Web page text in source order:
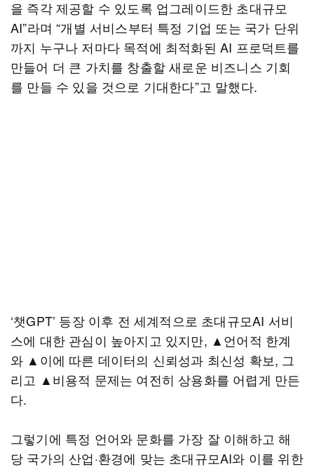
을 즉각 제공할 수 있도록 업그레이드한 초대규모
AI”라며 “개별 서비스부터 특정 기업 또는 국가 단위
까지 누구나 저마다 목적에 최적화된 AI 프로덕트를
만들어 더 큰 가치를 창출할 새로운 비즈니스 기회
를 만들 수 있을 것으로 기대한다”고 말했다.
‘챗GPT’ 등장 이후 전 세계적으로 초대규모AI 서비
스에 대한 관심이 높아지고 있지만, ▲언어적 한계
와 ▲이에 따른 데이터의 신뢰성과 최신성 확보, 그
리고 ▲비용적 문제는 여전히 상용화를 어렵게 만든
다.
그렇기에 특정 언어와 문화를 가장 잘 이해하고 해
당 국가의 산업·환경에 맞는 초대규모AI와 이를 위한